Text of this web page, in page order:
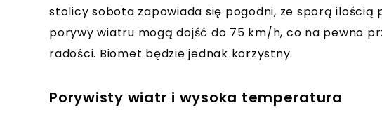
stolicy sobota zapowiada się pogodni, ze sporą ilością
porywy wiatru mogą dojść do 75 km/h, co na pewno
radości. Biomet będzie jednak korzystny.
Porywisty wiatr i wysoka temperatura